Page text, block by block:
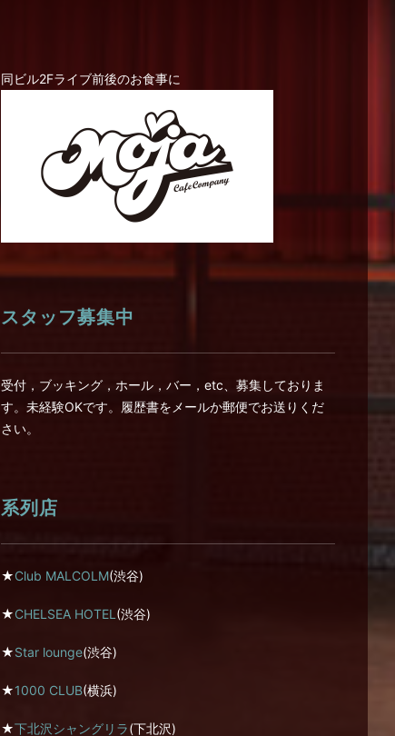
同ビル2Fライブ前後のお食事に
スタッフ募集中
受付，ブッキング，ホール，バー，etc、募集しておりま
す。未経験OKです。履歴書をメールか郵便でお送りくだ
さい。
系列店
★Club MALCOLM(渋谷)
★CHELSEA HOTEL (渋谷)
★Star lounge(渋谷)
★1000 CLUB(横浜)
★下北沢シャングリラ(下北沢)